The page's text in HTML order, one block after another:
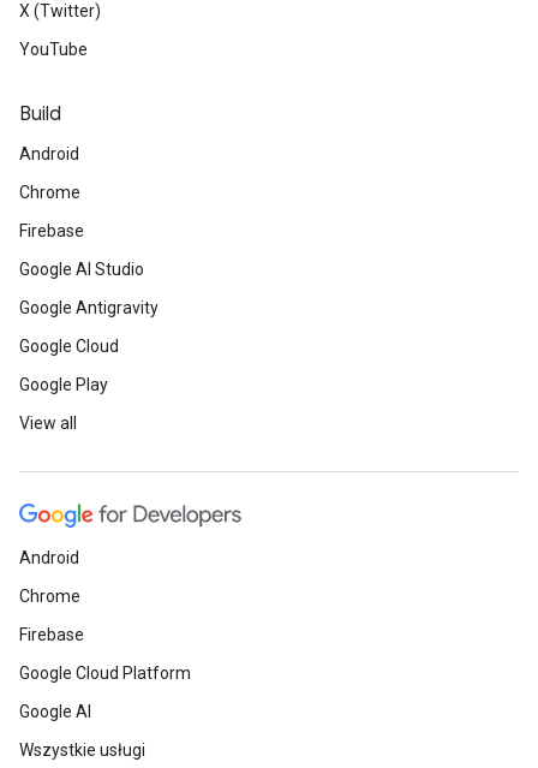
X (Twitter)
YouTube
Build
Android
Chrome
Firebase
Google AI Studio
Google Antigravity
Google Cloud
Google Play
View all
Android
Chrome
Firebase
Google Cloud Platform
Google AI
Wszystkie usługi